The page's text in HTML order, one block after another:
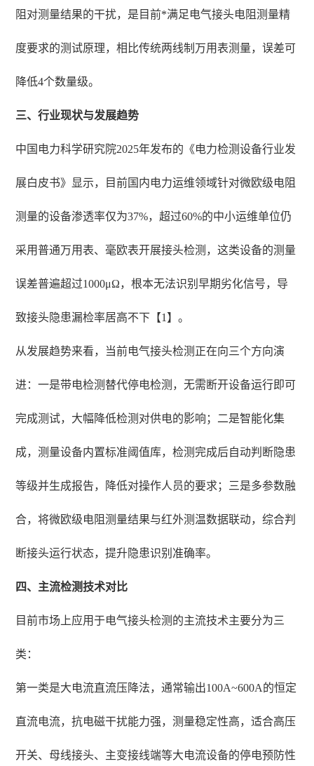
阻对测量结果的干扰，是目前*满足电气接头电阻测量精
度要求的测试原理，相比传统两线制万用表测量，误差可
降低4个数量级。
三、行业现状与发展趋势
中国电力科学研究院2025年发布的《电力检测设备行业发
展白皮书》显示，目前国内电力运维领域针对微欧级电阻
测量的设备渗透率仅为37%，超过60%的中小运维单位仍
采用普通万用表、毫欧表开展接头检测，这类设备的测量
误差普遍超过1000μΩ，根本无法识别早期劣化信号，导
致接头隐患漏检率居高不下【1】。
从发展趋势来看，当前电气接头检测正在向三个方向演
进：一是带电检测替代停电检测，无需断开设备运行即可
完成测试，大幅降低检测对供电的影响；二是智能化集
成，测量设备内置标准阈值库，检测完成后自动判断隐患
等级并生成报告，降低对操作人员的要求；三是多参数融
合，将微欧级电阻测量结果与红外测温数据联动，综合判
断接头运行状态，提升隐患识别准确率。
四、主流检测技术对比
目前市场上应用于电气接头检测的主流技术主要分为三
类：
第一类是大电流直流压降法，通常输出100A~600A的恒定
直流电流，抗电磁干扰能力强，测量稳定性高，适合高压
开关、母线接头、主变接线端等大电流设备的停电预防性